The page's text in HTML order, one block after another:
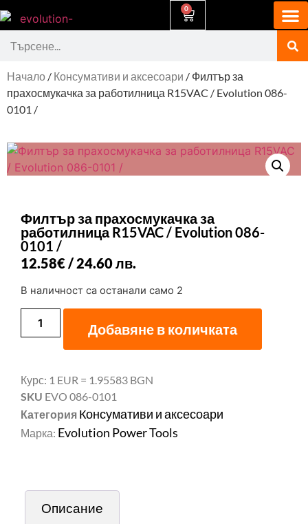
0
Начало / Консумативи и аксесоари / Филтър за
прахосмукачка за работилница R15VAC / Evolution 086-
0101 /
Филтър за прахосмукачка за
работилница R15VAC / Evolution 086-
0101 /
12.58€/ 24.60 лв.
В наличност са останали само 2
Добавяне в количката
Курс: 1 EUR = 1.95583 BGN
SKU EVO 086-0101
Категория Консумативи и аксесоари
Марка: Evolution Power Tools
Описание